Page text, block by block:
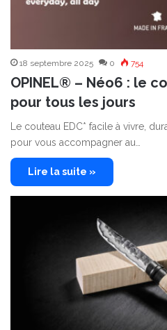
18 septembre 2025 0 754
OPINEL® – Néo6 : le
pour tous les jours
Le couteau EDC* facile à vivre,
pour vous accompagner au…
Lire la suite »